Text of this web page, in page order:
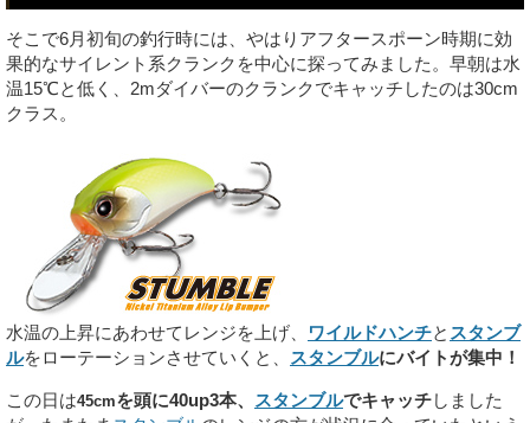
そこで6月初旬の釣行時には、やはりアフタースポーン時期に効
果的なサイレント系クランクを中心に探ってみました。早朝は水
温15℃と低く、2mダイバーのクランクでキャッチしたのは30cm
クラス。
水温の上昇にあわせてレンジを上げ、 ワイルドハンチと スタンブ
ルをローテーションさせていくと、 スタンブルにバイトが集中！
この日は45cmを頭に40up3本、 スタンブルでキャッチしました